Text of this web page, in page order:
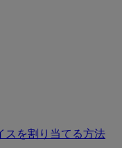
スを割り当てる方法